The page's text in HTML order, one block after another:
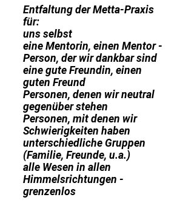
Entfaltung der Metta-Praxis
für:
uns selbst
eine Mentorin, einen Mentor -
Person, der wir dankbar sind
eine gute Freundin, einen
guten Freund
Personen, denen wir neutral
gegenüber stehen
Personen, mit denen wir
Schwierigkeiten haben
unterschiedliche Gruppen
(Familie, Freunde, u.a.)
alle Wesen in allen
Himmelsrichtungen -
grenzenlos